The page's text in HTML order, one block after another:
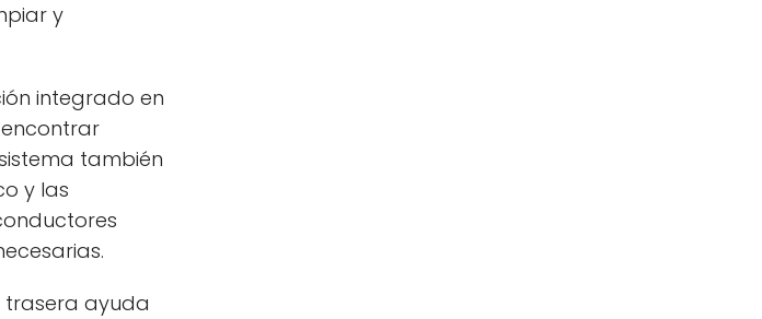
y
integrado en
también
y las
trasera ayuda